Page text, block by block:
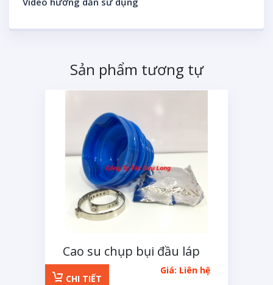
Sản phẩm tương tự
Cao su chụp bụi đầu láp
trong loại lớn CVS-66Giá: Liên hệ
CHI TIẾT